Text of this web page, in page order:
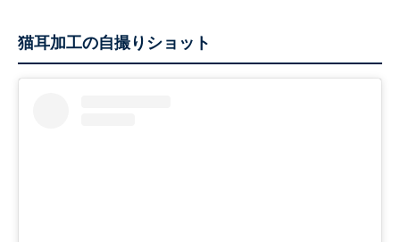
猫耳加工の自撮りショット